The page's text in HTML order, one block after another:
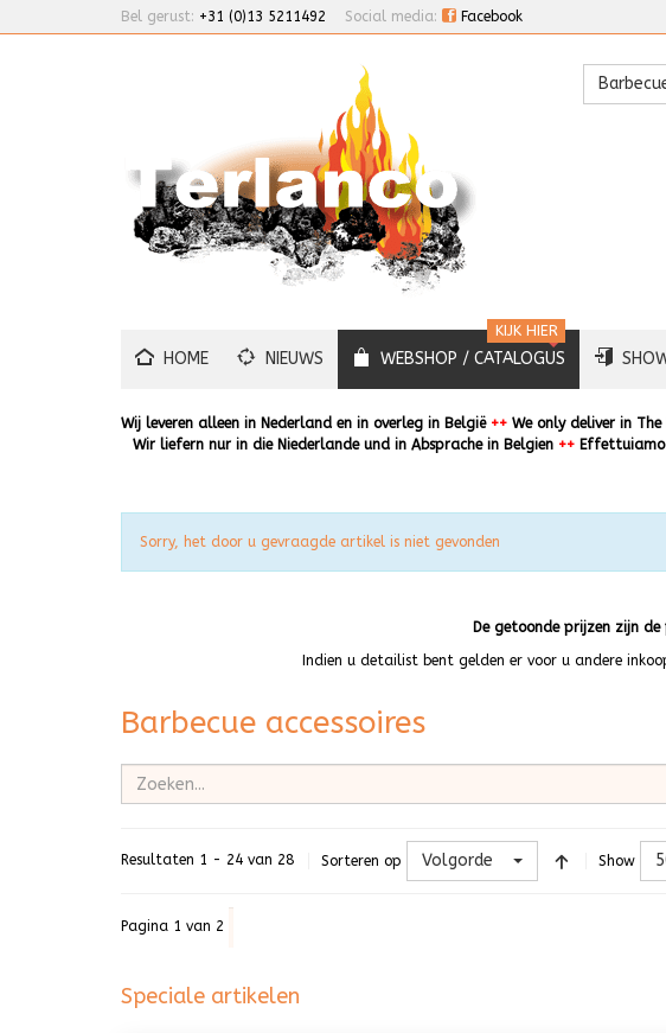
Bel gerust: +31 (0)13 5211492 Social media: Facebook
HOME NIEUWS WEBSHOP / CATALOGUS
KIJK HIER
Wij leveren alleen in Nederland en in overleg in België ++ We only deliver in
Wir liefern nur in die Niederlande und in Absprache in Belgien ++Effettuiamo
Attentie
Sorry, het door u gevraagde artikel is niet gevonden
De getoonde prijzen zijn
Indien u detailist bent gelden er voor u andere
Barbecue accessoires
Resultaten 1 - 24 van 28 Sorteren op Volgorde Show
Pagina 1 van 2
Speciale artikelen